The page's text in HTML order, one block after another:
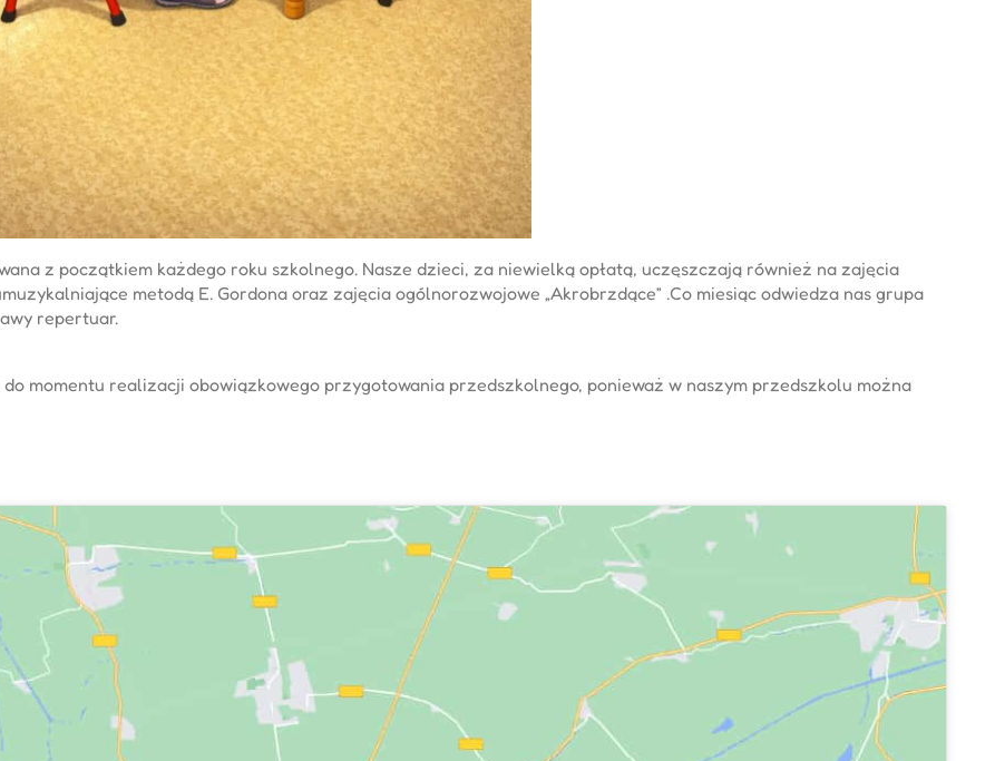
z początkiem każdego roku szkolnego. Nasze dzieci, za niewielką opłatą, uczęszczają również na zajęcia
metodą E. Gordona oraz zajęcia ogólnorozwojowe „Akrobrzdące” .Co miesiąc odwiedza nas grupa
repertuar.
momentu realizacji obowiązkowego przygotowania przedszkolnego, ponieważ w naszym przedszkolu można